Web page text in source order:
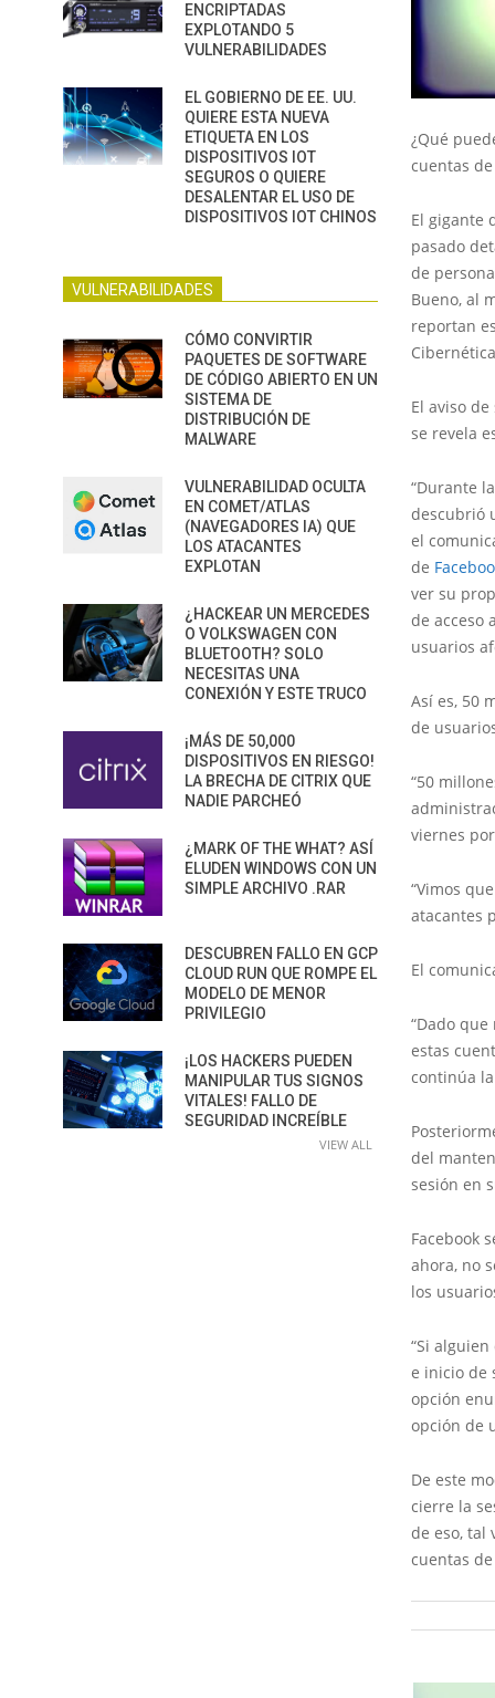
¿Qué
cuentas de
El gigante
pasado
de
Bueno, al
reportan
El aviso
se revela
“Durante
descubrió
el
de
ver su
de acceso
usuarios
Así es, 50
de
“50
viernes
“Vimos
atacantes
El
“Dado
estas
continúa
del
sesión en
Facebook
ahora, no
los
“Si
e inicio de
opción
opción de
De este
cierre la
de eso, tal
cuentas
ENCRIPTADAS
EXPLOTANDO 5
VULNERABILIDADES
EL GOBIERNO DE EE. UU.
QUIERE ESTA NUEVA
ETIQUETA EN LOS
DISPOSITIVOS IOT
SEGUROS O QUIERE
DESALENTAR EL USO DE
DISPOSITIVOS IOT CHINOS
VULNERABILIDADES
CÓMO CONVIRTIR
PAQUETES DE SOFTWARE
DE CÓDIGO ABIERTO EN UN
SISTEMA DE
DISTRIBUCIÓN DE
MALWARE
VULNERABILIDAD OCULTA
EN COMET/ATLAS
(NAVEGADORES IA) QUE
LOS ATACANTES
EXPLOTAN
¿HACKEAR UN MERCEDES
O VOLKSWAGEN CON
BLUETOOTH? SOLO
NECESITAS UNA
CONEXIÓN Y ESTE TRUCO
¡MÁS DE 50,000
DISPOSITIVOS EN RIESGO!
LA BRECHA DE CITRIX QUE
NADIE PARCHEÓ
¿MARK OF THE WHAT? ASÍ
ELUDEN WINDOWS CON UN
SIMPLE ARCHIVO .RAR
DESCUBREN FALLO EN GCP
CLOUD RUN QUE ROMPE EL
MODELO DE MENOR
PRIVILEGIO
¡LOS HACKERS PUEDEN
MANIPULAR TUS SIGNOS
VITALES! FALLO DE
SEGURIDAD INCREÍBLE
VIEW ALL